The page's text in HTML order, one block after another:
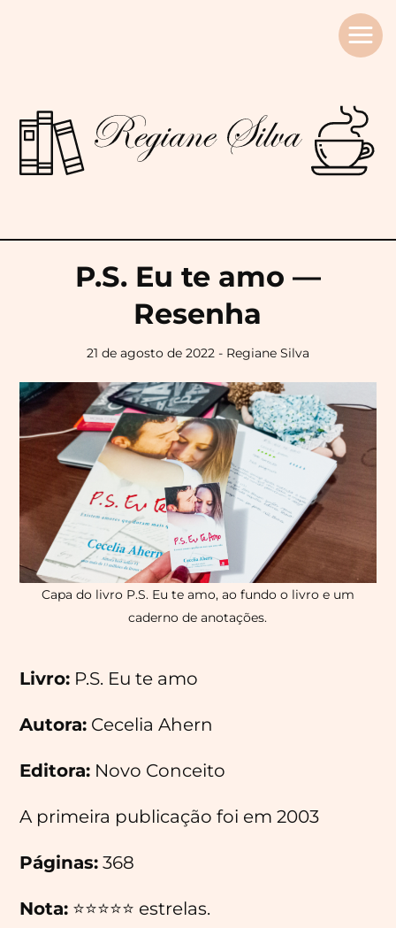
Regiane
P.S. Eu te amo —
Resenha
21 de agosto de 2022 - Regiane Silva
Capa do livro P.S. Eu te amo, ao fundo o livro e um
caderno de anotações.
Livro: P.S. Eu te amo
Autora: Cecelia Ahern
Editora: Novo Conceito
A primeira publicação foi em 2003
Páginas: 368
Nota: ⭐⭐⭐⭐⭐ estrelas.